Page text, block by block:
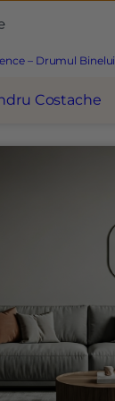
– Drumul Binelui
Costache